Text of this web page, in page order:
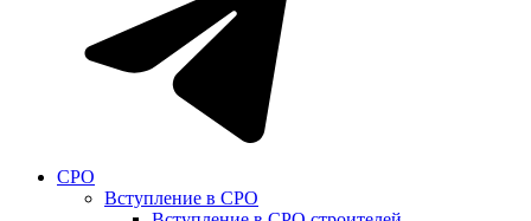
СРО
Вступление в СРО